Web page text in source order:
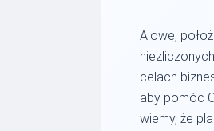
Alowe,
celach
aby pomóc
wiemy, że